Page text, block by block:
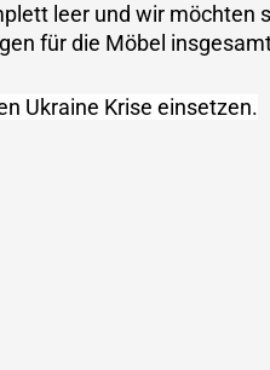
leer und wir möchten
für die Möbel
Ukraine Krise einsetzen.